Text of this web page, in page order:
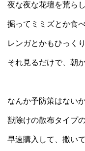
夜な夜な花壇を荒らし
掘ってミミズとか食
レンガとかもひっく
それ見るだけで、朝
なんか予防策はない
獣除けの散布タイプ
早速購入して、撒い